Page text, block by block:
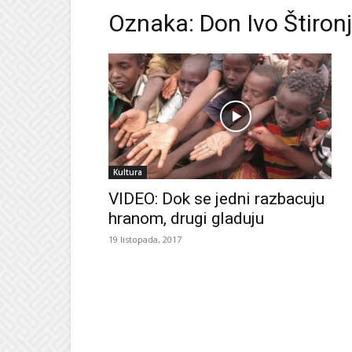
Oznaka: Don Ivo
Kultura
VIDEO: Dok se jedni razbacuju
hranom, drugi gladuju
19 listopada, 2017